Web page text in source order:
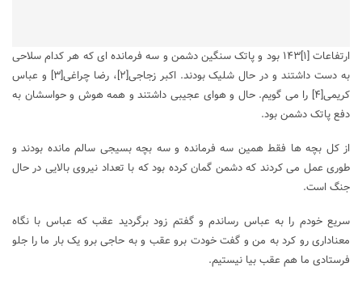
ارتفاعات[۱]
۱۴۳ بود و پاتک سنگین دشمن و سه فرمانده ای که هر کدام سلاحی
به دست داشتند و در حال شلیک بودند. اکبر زجاجی[۲] ، رضا چراغی[۳]
و عباس
کریمی[۴]
را می گویم. حال و هوای عجیبی داشتند و همه هوش و حواسشان به
دفع پاتک دشمن بود.
از کل بچه ها فقط همین سه فرمانده و سه بچه بسیجی سالم مانده بودند و
طوری عمل می کردند که دشمن گمان کرده بود که با تعداد نیروی بالایی در حال
جنگ است.
سریع خودم را به عباس رساندم و گفتم زود برگردید عقب که عباس با نگاه
معناداری رو کرد به من و گفت خودت برو عقب و به حاجی برو یک بار ما را جلو
فرستادی ما هم عقب بیا نیستیم.